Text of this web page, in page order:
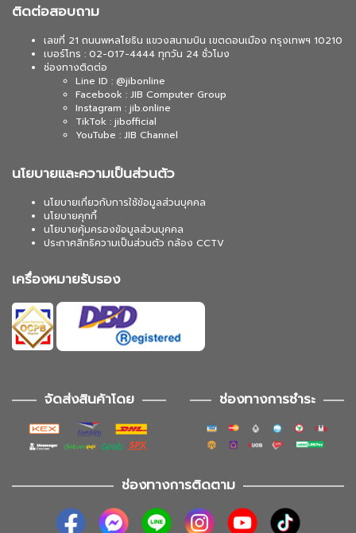
ติดต่อสอบถาม
เลขที่ 21 ถนนพหลโยธิน แขวงสนามบิน เขตดอนเมือง กรุงเทพฯ 10210
เบอร์โทร : 02-017-4444 ทุกวัน 24 ชั่วโมง
ช่องทางติดต่อ
Line ID : @jibonline
Facebook : JIB Computer Group
Instagram : jib.online
TikTok : jibofficial
YouTube : JIB Channel
นโยบายและความเป็นส่วนตัว
นโยบายเกี่ยวกับการใช้ข้อมูลส่วนบุคคล
นโยบายคุกกี้
นโยบายคุ้มครองข้อมูลส่วนบุคคล
ประกาศสิทธิความเป็นส่วนตัว กล้อง CCTV
เครื่องหมายรับรอง
จัดส่งสินค้าโดย ช่องทางการชำระ
ช่องทางการติดตาม